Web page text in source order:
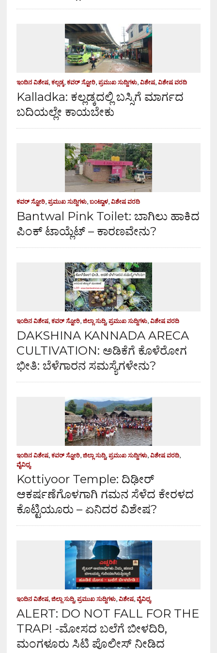
ಇಂದಿನ ವಿಶೇಷ, ಕಲ್ಲಡ್ಕ, ಕವರ್ ಸ್ಟೋರಿ, ಪ್ರಮುಖ ಸುದ್ದಿಗಳು, ವಿಶೇಷ, ವಿಶೇಷ ವರದಿ
Kalladka: ಕಲ್ಲಡ್ಕದಲ್ಲಿ ಬಸ್ಸಿಗೆ ಮಾರ್ಗದ
ಬದಿಯಲ್ಲೇ ಕಾಯಬೇಕು
ಕವರ್ ಸ್ಟೋರಿ, ಪ್ರಮುಖ ಸುದ್ದಿಗಳು, ಬಂಟ್ವಾಳ, ವಿಶೇಷ ವರದಿ
Bantwal Pink Toilet: ಬಾಗಿಲು ಹಾಕಿದ
ಪಿಂಕ್ ಟಾಯ್ಲೆಟ್ – ಕಾರಣವೇನು?
ಇಂದಿನ ವಿಶೇಷ, ಕವರ್ ಸ್ಟೋರಿ, ಜಿಲ್ಲಾ ಸುದ್ದಿ, ಪ್ರಮುಖ ಸುದ್ದಿಗಳು, ವಿಶೇಷ ವರದಿ
DAKSHINA KANNADA ARECA
CULTIVATION: ಅಡಿಕೆಗೆ ಕೊಳೆರೋಗ
ಭೀತಿ: ಬೆಳೆಗಾರನ ಸಮಸ್ಯೆಗಳೇನು?
ಇಂದಿನ ವಿಶೇಷ, ಕವರ್ ಸ್ಟೋರಿ, ಜಿಲ್ಲಾ ಸುದ್ದಿ, ಪ್ರಮುಖ ಸುದ್ದಿಗಳು, ವಿಶೇಷ ವರದಿ,
ವೈವಿಧ್ಯ
Kottiyoor Temple: ದಿಢೀರ್
ಆಕರ್ಷಣೆಗೊಳಗಾಗಿ ಗಮನ ಸೆಳೆದ ಕೇರಳದ
ಕೊಟ್ಟಿಯೂರು – ಏನಿದರ ವಿಶೇಷ?
ಇಂದಿನ ವಿಶೇಷ, ಜಿಲ್ಲಾ ಸುದ್ದಿ, ಪ್ರಮುಖ ಸುದ್ದಿಗಳು, ವಿಶೇಷ, ವೈವಿಧ್ಯ
ALERT: DO NOT FALL FOR THE
TRAP! -ಮೋಸದ ಬಲೆಗೆ ಬೀಳದಿರಿ,
ಮಂಗಳೂರು ಸಿಟಿ ಪೊಲೀಸ್ ನೀಡಿದ